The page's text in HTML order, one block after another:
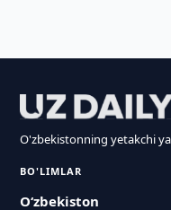
O'zbekistonning yetakchi
BO'LIMLAR
O‘zbekiston